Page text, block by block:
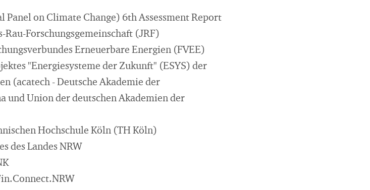
on Climate Change) 6th Assessment Report
Forschungsgemeinschaft (JRF)
Erneuerbare Energien (FVEE)
"Energiesysteme der Zukunft" (ESYS) der
(acatech - Deutsche Akademie der
und Union der deutschen Akademien der
Hochschule Köln (TH Köln)
des Landes NRW